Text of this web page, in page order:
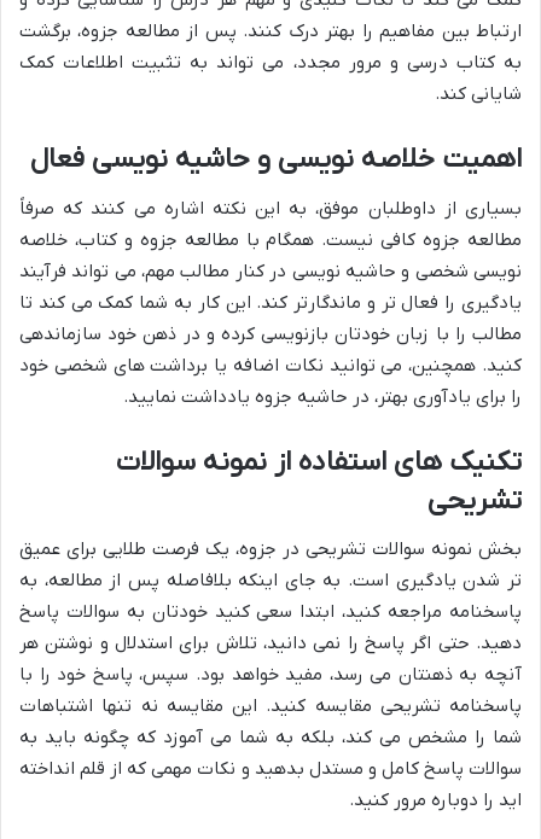
ارتباط بین مفاهیم را بهتر درک کنند. پس از مطالعه جزوه، برگشت
به کتاب درسی و مرور مجدد، می تواند به تثبیت اطلاعات کمک
شایانی کند.
اهمیت خلاصه نویسی و حاشیه نویسی فعال
بسیاری از داوطلبان موفق، به این نکته اشاره می کنند که صرفاً
مطالعه جزوه کافی نیست. همگام با مطالعه جزوه و کتاب، خلاصه
نویسی شخصی و حاشیه نویسی در کنار مطالب مهم، می تواند فرآیند
یادگیری را فعال تر و ماندگارتر کند. این کار به شما کمک می کند تا
مطالب را با زبان خودتان بازنویسی کرده و در ذهن خود سازماندهی
کنید. همچنین، می توانید نکات اضافه یا برداشت های شخصی خود
را برای یادآوری بهتر، در حاشیه جزوه یادداشت نمایید.
تکنیک های استفاده از نمونه سوالات
تشریحی
بخش نمونه سوالات تشریحی در جزوه، یک فرصت طلایی برای عمیق
تر شدن یادگیری است. به جای اینکه بلافاصله پس از مطالعه، به
پاسخنامه مراجعه کنید، ابتدا سعی کنید خودتان به سوالات پاسخ
دهید. حتی اگر پاسخ را نمی دانید، تلاش برای استدلال و نوشتن هر
آنچه به ذهنتان می رسد، مفید خواهد بود. سپس، پاسخ خود را با
پاسخنامه تشریحی مقایسه کنید. این مقایسه نه تنها اشتباهات
شما را مشخص می کند، بلکه به شما می آموزد که چگونه باید به
سوالات پاسخ کامل و مستدل بدهید و نکات مهمی که از قلم انداخته
اید را دوباره مرور کنید.